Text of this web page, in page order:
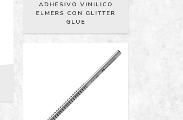
ADHESIVO VINILICO
ELMERS CON GLITTER
GLUE